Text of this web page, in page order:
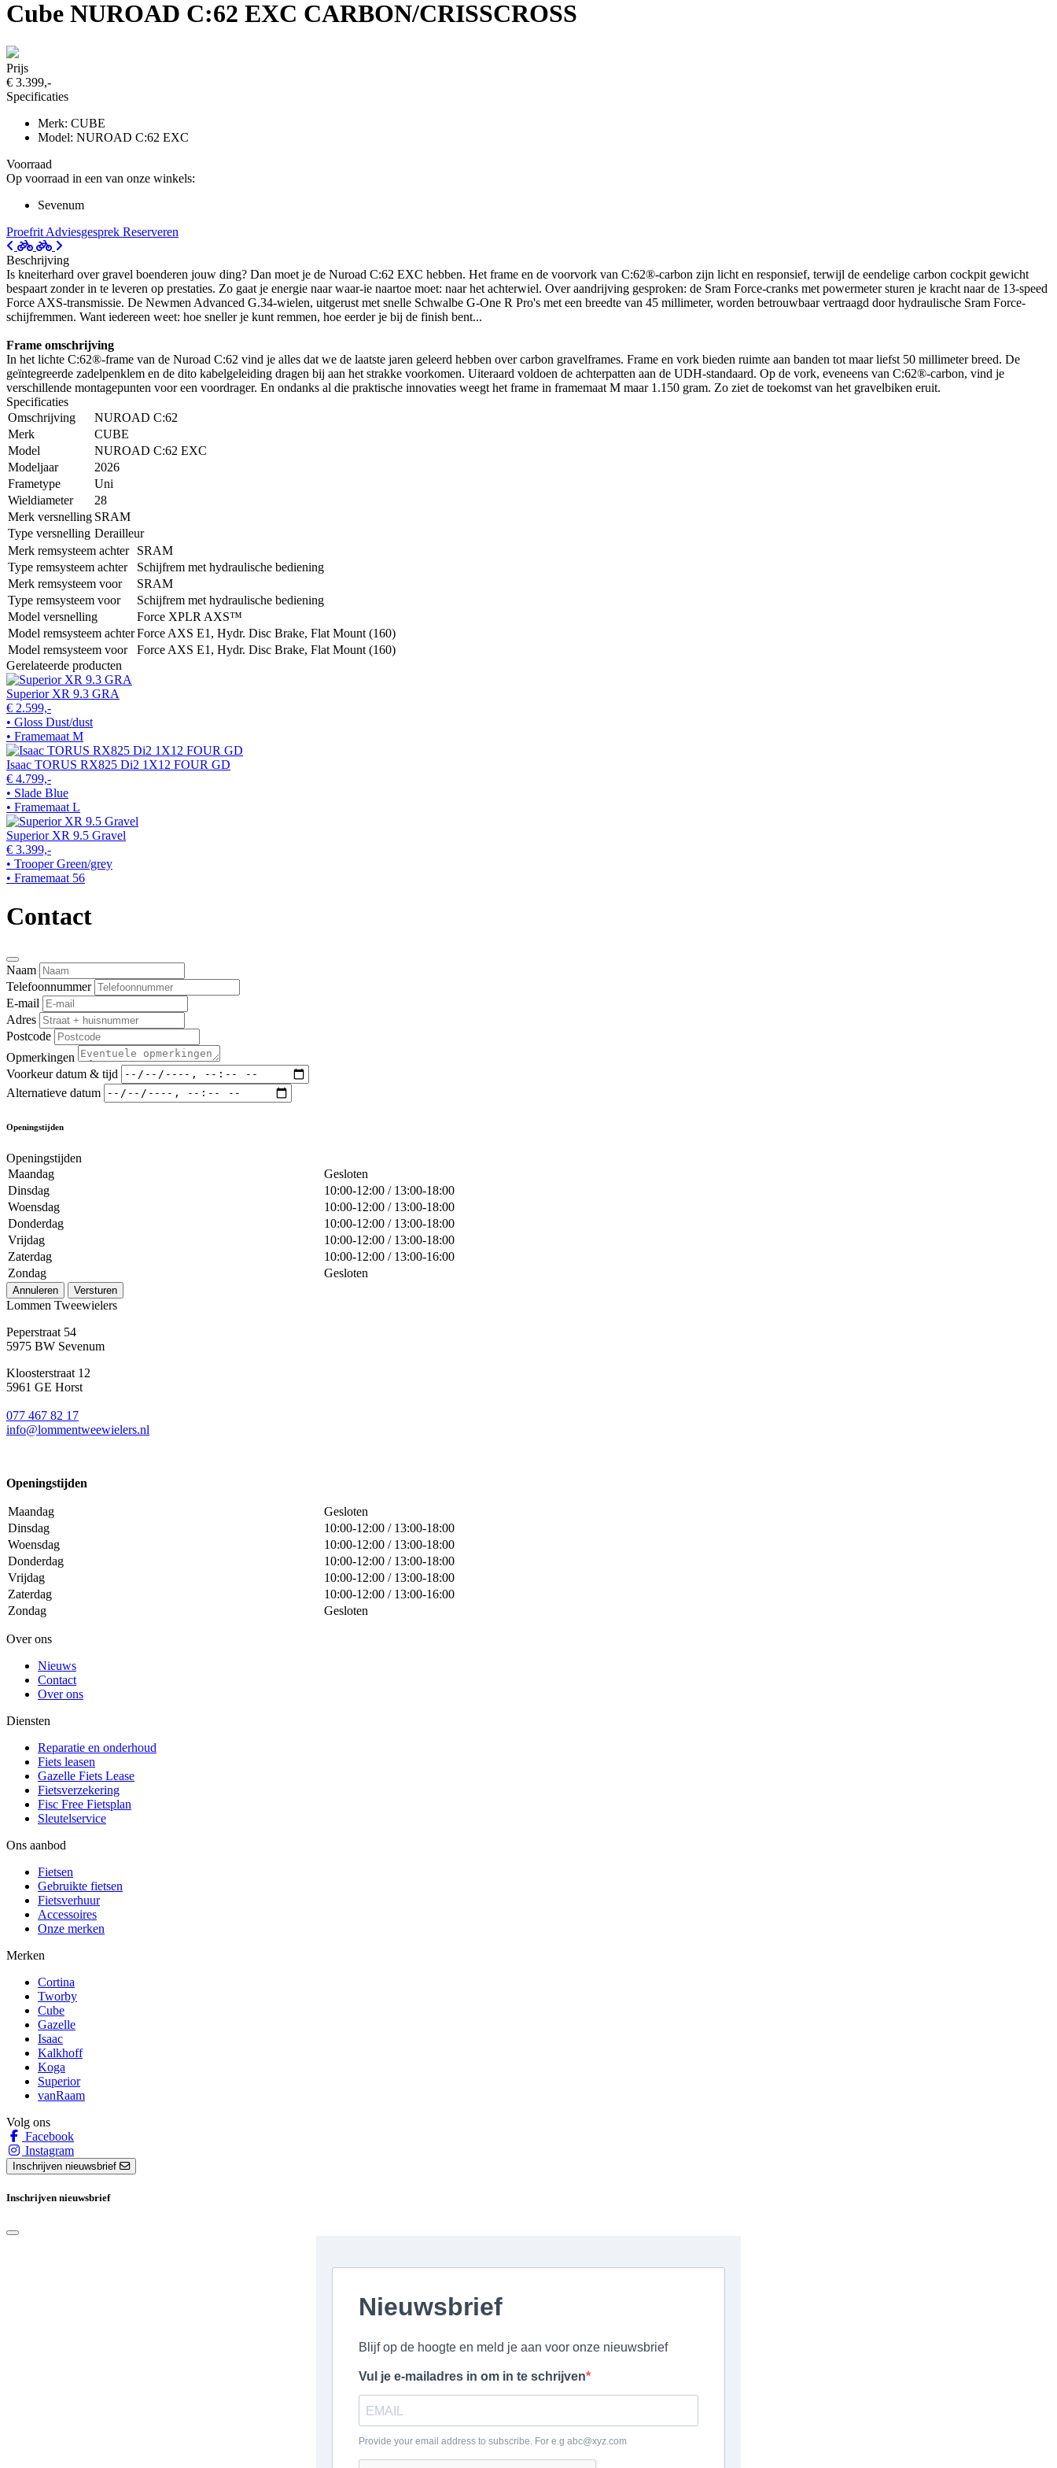
Cube NUROAD C:62 EXC CARBON/CRISSCROSS
Prijs
€ 3.399,-
Specificaties
Merk: CUBE
Model: NUROAD C:62 EXC
Voorraad
Op voorraad in een van onze winkels:
Sevenum
Proefrit Adviesgesprek Reserveren
Beschrijving
Is kneiterhard over gravel boenderen jouw ding? Dan moet je de Nuroad C:62 EXC hebben. Het frame en de voorvork van C:62®-carbon zijn licht en responsief, terwijl de eendelige carbon cockpit gewicht
bespaart zonder in te leveren op prestaties. Zo gaat je energie naar waar-ie naartoe moet: naar het achterwiel. Over aandrijving gesproken: de Sram Force-cranks met powermeter sturen je kracht naar de 13-speed
Force AXS-transmissie. De Newmen Advanced G.34-wielen, uitgerust met snelle Schwalbe G-One R Pro's met een breedte van 45 millimeter, worden betrouwbaar vertraagd door hydraulische Sram Force-
schijfremmen. Want iedereen weet: hoe sneller je kunt remmen, hoe eerder je bij de finish bent...
Frame omschrijving
In het lichte C:62®-frame van de Nuroad C:62 vind je alles dat we de laatste jaren geleerd hebben over carbon gravelframes. Frame en vork bieden ruimte aan banden tot maar liefst 50 millimeter breed. De
geïntegreerde zadelpenklem en de dito kabelgeleiding dragen bij aan het strakke voorkomen. Uiteraard voldoen de achterpatten aan de UDH-standaard. Op de vork, eveneens van C:62®-carbon, vind je
verschillende montagepunten voor een voordrager. En ondanks al die praktische innovaties weegt het frame in framemaat M maar 1.150 gram. Zo ziet de toekomst van het gravelbiken eruit.
Specificaties
Omschrijving
NUROAD C:62
Merk
CUBE
Model
NUROAD C:62 EXC
Modeljaar
2026
Frametype
Uni
Wieldiameter
28
Merk versnelling SRAM
Type versnelling Derailleur
Merk remsysteem achter
SRAM
Type remsysteem achter
Schijfrem met hydraulische bediening
Merk remsysteem voor
SRAM
Type remsysteem voor
Schijfrem met hydraulische bediening
Model versnelling
Force XPLR AXS™
Model remsysteem achterForce AXS E1, Hydr. Disc Brake, Flat Mount (160)
Model remsysteem voor
Force AXS E1, Hydr. Disc Brake, Flat Mount (160)
Gerelateerde producten
Superior XR 9.3 GRA
€ 2.599,-
• Gloss Dust/dust
• Framemaat M
Isaac TORUS RX825 Di2 1X12 FOUR GD
€ 4.799,-
• Slade Blue
• Framemaat L
Superior XR 9.5 Gravel
€ 3.399,-
• Trooper Green/grey
• Framemaat 56
Contact
Naam
Telefoonnummer
E-mail
Adres
Postcode
Opmerkingen
Voorkeur datum & tijd
Alternatieve datum
Openingstijden
Openingstijden
Maandag
Gesloten
Dinsdag
10:00-12:00 / 13:00-18:00
Woensdag
10:00-12:00 / 13:00-18:00
Donderdag
10:00-12:00 / 13:00-18:00
Vrijdag
10:00-12:00 / 13:00-18:00
Zaterdag
10:00-12:00 / 13:00-16:00
Zondag
Gesloten
Annuleren Versturen
Lommen Tweewielers
Peperstraat 54
5975 BW Sevenum
Kloosterstraat 12
5961 GE Horst
077 467 82 17
info@lommentweewielers.nl
Openingstijden
Maandag
Gesloten
Dinsdag
10:00-12:00 / 13:00-18:00
Woensdag
10:00-12:00 / 13:00-18:00
Donderdag
10:00-12:00 / 13:00-18:00
Vrijdag
10:00-12:00 / 13:00-18:00
Zaterdag
10:00-12:00 / 13:00-16:00
Zondag
Gesloten
Over ons
Nieuws
Contact
Over ons
Diensten
Reparatie en onderhoud
Fiets leasen
Gazelle Fiets Lease
Fietsverzekering
Fisc Free Fietsplan
Sleutelservice
Ons aanbod
Fietsen
Gebruikte fietsen
Fietsverhuur
Accessoires
Onze merken
Merken
Cortina
Tworby
Cube
Gazelle
Isaac
Kalkhoff
Koga
Superior
vanRaam
Volg ons
Facebook
Instagram
Inschrijven nieuwsbrief
Inschrijven nieuwsbrief